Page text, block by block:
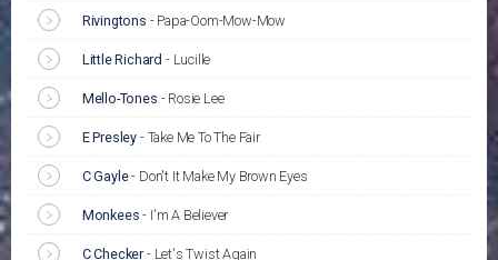
Rivingtons - Papa-Oom-Mow-Mow
Little Richard - Lucille
Mello-Tones - Rosie Lee
E Presley - Take Me To The Fair
C Gayle- Don't It Make My Brown Eyes
Monkees - I'm A Believer
C Checker - Let's Twist Again